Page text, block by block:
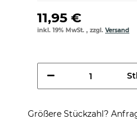
11,95 €
inkl. 19% MwSt. , zzgl. Versand
Größere Stückzahl?